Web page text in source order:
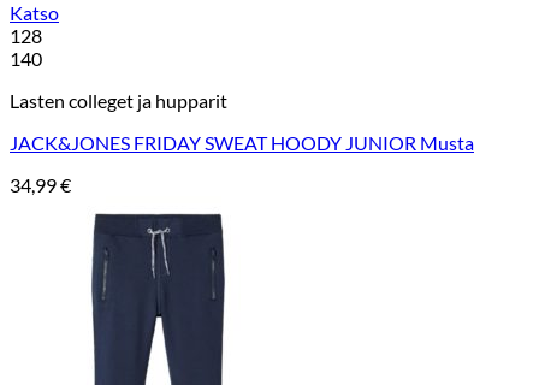
Katso
128
140
Lasten colleget ja hupparit
JACK&JONES FRIDAY SWEAT HOODY JUNIOR Musta
34,99€